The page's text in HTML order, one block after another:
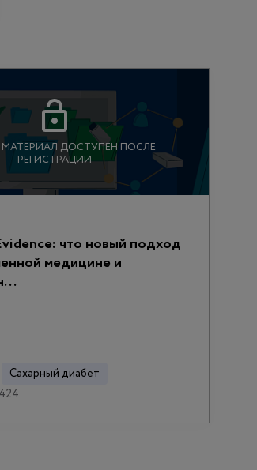
ДОСТУПЕН ПОСЛЕ
РЕГИСТРАЦИИ
что новый подход
медицине и
Сахарный диабет